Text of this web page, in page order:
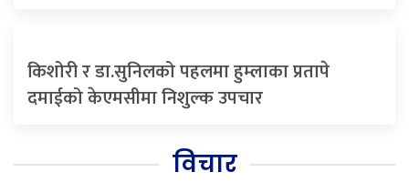
किशोरी र डा.सुनिलको पहलमा हुम्लाका प्रतापे
दमाईको केएमसीमा निशुल्क उपचार
विचार